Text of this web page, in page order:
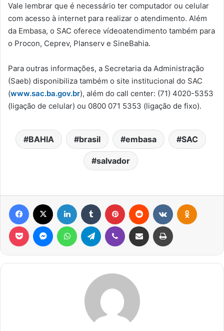
Vale lembrar que é necessário ter computador ou celular
com acesso à internet para realizar o atendimento. Além
da Embasa, o SAC oferece vídeoatendimento também para
o Procon, Ceprev, Planserv e SineBahia.
Para outras informações, a Secretaria da Administração
(Saeb) disponibiliza também o site institucional do SAC
(www.sac.ba.gov.br), além do call center: (71) 4020-5353
(ligação de celular) ou 0800 071 5353 (ligação de fixo).
BAHIA brasil embasa SAC
salvador
Facebook Linkedin Tumblr Pinterest Reddit
Pocket MessengerWhatsAppTelegram Viber Compartilhar via e-mail Imprimir